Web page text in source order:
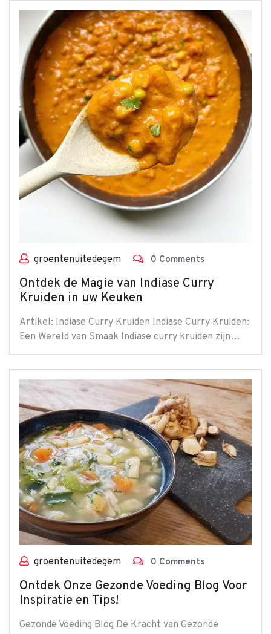
groentenuitedegem 0 Comments
Ontdek de Magie van Indiase Curry
Kruiden in uw Keuken
Artikel: Indiase Curry Kruiden Indiase Curry Kruiden:
Een Wereld van Smaak Indiase curry kruiden zijn…
groentenuitedegem 0 Comments
Ontdek Onze Gezonde Voeding Blog Voor
Inspiratie en Tips!
Gezonde Voeding Blog De Kracht van Gezonde